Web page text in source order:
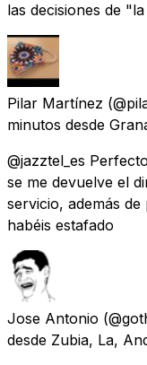
las decisiones de
Pilar Martínez
minutos desde
@jazztel_es
se me devuelve el
servicio, además
habéis estafado
Jose Antonio
desde Zubia, La,